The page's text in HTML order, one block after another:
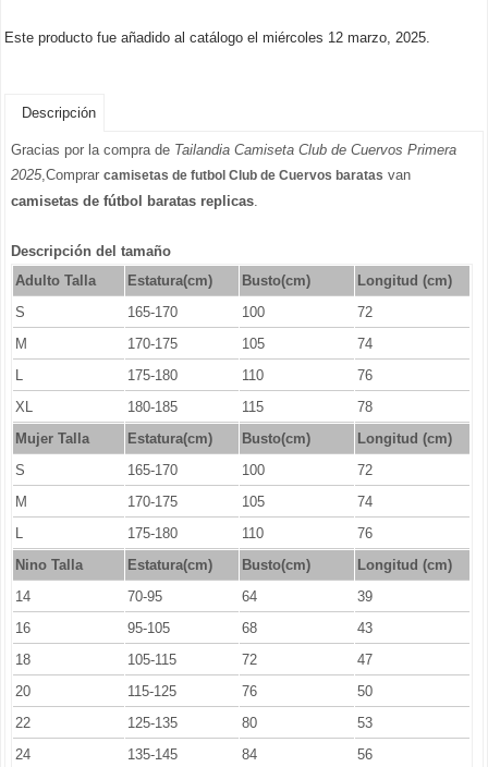
Este producto fue añadido al catálogo el miércoles 12 marzo, 2025.
Descripción
Gracias por la compra de Tailandia Camiseta Club de Cuervos Primera
2025,Comprar camisetas de futbol Club de Cuervos baratas van
camisetas de fútbol baratas replicas.
Descripción del tamaño
Adulto Talla
Estatura(cm) Busto(cm)
Longitud (cm)
S
165-170 100
72
M
170-175 105
74
L
175-180 110
76
XL
180-185 115
78
Mujer Talla
Estatura(cm) Busto(cm)
Longitud (cm)
S
165-170 100
72
M
170-175 105
74
L
175-180 110
76
Nino Talla
Estatura(cm) Busto(cm)
Longitud (cm)
14
70-95 64
39
16
95-105 68
43
18
105-115 72
47
20
115-125 76
50
22
125-135 80
53
24
135-145 84
56